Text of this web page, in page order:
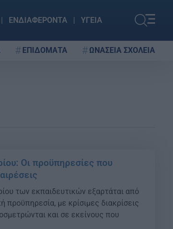
ΕΝΔΙΑΦΕΡΟΝΤΑ ΥΓΕΙΑ
ΕΠΙΔΟΜΑΤΑ ΩΝΑΣΕΙΑ ΣΧΟΛΕΙΑ
Οι προϋπηρεσίες που
των εκπαιδευτικών εξαρτάται από
προϋπηρεσία, με κρίσιμες διακρίσεις
και σε εκείνους που